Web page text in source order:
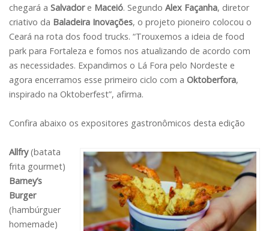
chegará a Salvadore Maceió. Segundo Alex Façanha, diretor
criativo da Baladeira Inovações, o projeto pioneiro colocou o
Ceará na rota dos food trucks. “Trouxemos a ideia de food
park para Fortaleza e fomos nos atualizando de acordo com
as necessidades. Expandimos o Lá Fora pelo Nordeste e
agora encerramos esse primeiro ciclo com a Oktoberfora,
inspirado na Oktoberfest”, afirma.
Confira abaixo os expositores gastronômicos desta edição
Allfry(batata
frita gourmet)
Barney’s
Burger
(hambúrguer
homemade)